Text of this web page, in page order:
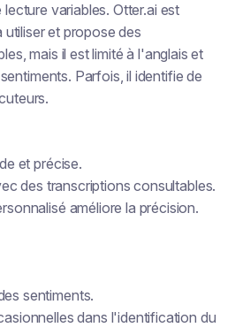
variables. Otter.ai est
et propose des
mais il est limité à l'anglais et
Parfois, il identifie de
et précise.
des transcriptions consultables.
améliore la précision.
sentiments.
dans l'identification du